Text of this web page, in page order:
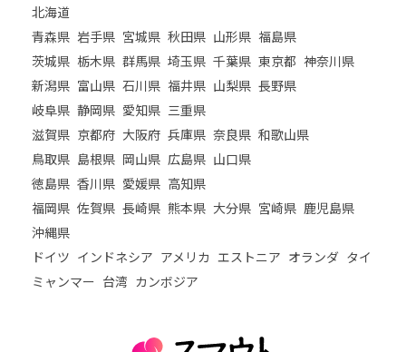
北海道
青森県 岩手県 宮城県 秋田県 山形県 福島県
茨城県 栃木県 群馬県 埼玉県 千葉県 東京都 神奈川県
新潟県 富山県 石川県 福井県 山梨県 長野県
岐阜県 静岡県 愛知県 三重県
滋賀県 京都府 大阪府 兵庫県 奈良県 和歌山県
鳥取県 島根県 岡山県 広島県 山口県
徳島県 香川県 愛媛県 高知県
福岡県 佐賀県 長崎県 熊本県 大分県 宮崎県 鹿児島県
沖縄県
ドイツ インドネシア アメリカ エストニア オランダ タイ
ミャンマー 台湾 カンボジア